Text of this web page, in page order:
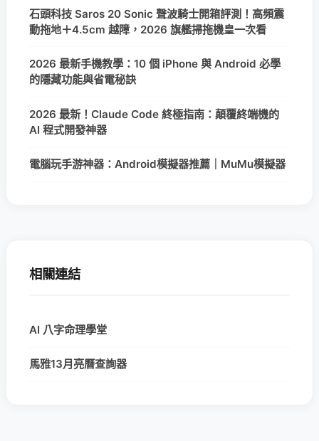
石頭科技 Saros 20 Sonic 聲波騎士開箱評測！高頻震
動拖地＋4.5cm 越障，2026 旗艦掃拖機皇一次看
2026 最新手機教學：10 個 iPhone 與 Android 必學
的隱藏功能與省電秘訣
2026 最新！Claude Code 終極指南：顛覆終端機的
AI 程式開發神器
電腦玩手游神器：Android模擬器推薦｜MuMu模擬器
相關連結
AI 八字命理學堂
馬雅13月亮曆查詢器